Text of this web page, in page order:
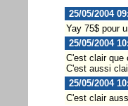
25/05/2004
Yay 75$ pour
25/05/2004
C'est clair que
C'est aussi
25/05/2004
C'est clair